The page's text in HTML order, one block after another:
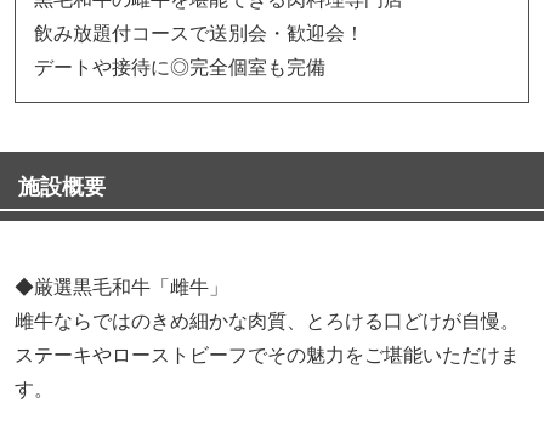
飲み放題付コースで送別会・歓迎会！
デートや接待に◎完全個室も完備
施設概要
◆厳選黒毛和牛「雌牛」
雌牛ならではのきめ細かな肉質、とろける口どけが自慢。
ステーキやローストビーフでその魅力をご堪能いただけま
す。